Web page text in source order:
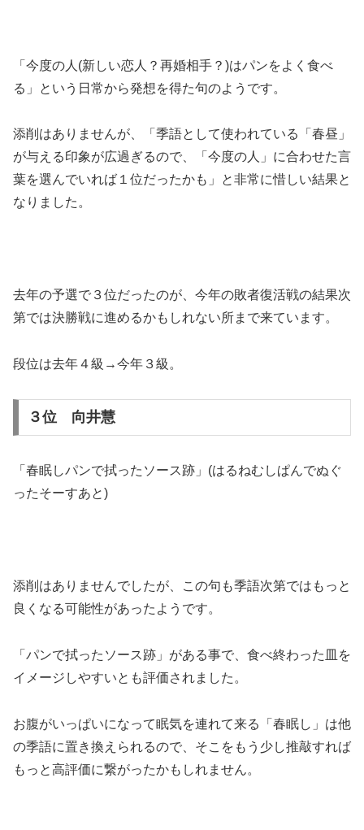
「今度の人(新しい恋人？再婚相手？)はパンをよく食べ
る」という日常から発想を得た句のようです。
添削はありませんが、「季語として使われている「春昼」
が与える印象が広過ぎるので、「今度の人」に合わせた言
葉を選んでいれば１位だったかも」と非常に惜しい結果と
なりました。
去年の予選で３位だったのが、今年の敗者復活戦の結果次
第では決勝戦に進めるかもしれない所まで来ています。
段位は去年４級→今年３級。
３位 向井慧
「春眠しパンで拭ったソース跡」(はるねむしぱんでぬぐ
ったそーすあと)
添削はありませんでしたが、この句も季語次第ではもっと
良くなる可能性があったようです。
「パンで拭ったソース跡」がある事で、食べ終わった皿を
イメージしやすいとも評価されました。
お腹がいっぱいになって眠気を連れて来る「春眠し」は他
の季語に置き換えられるので、そこをもう少し推敲すれば
もっと高評価に繋がったかもしれません。